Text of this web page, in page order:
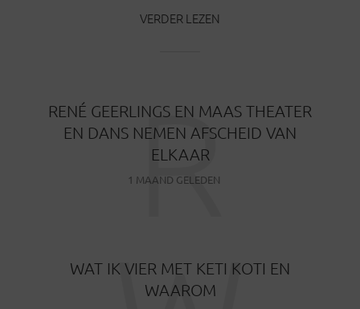
VERDER LEZEN
RENÉ GEERLINGS EN MAAS THEATER
EN DANS NEMEN AFSCHEID VAN
ELKAAR
1 MAAND GELEDEN
R
WAT IK VIER MET KETI KOTI EN
WAAROM